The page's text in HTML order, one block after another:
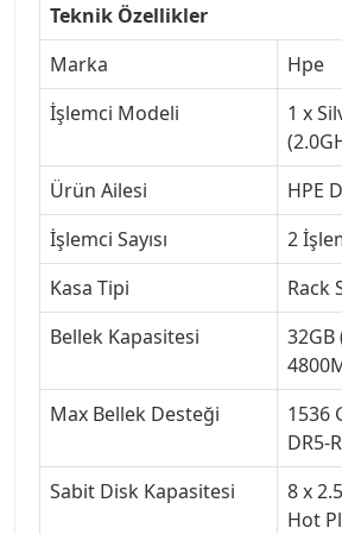
Teknik Özellikler
Marka
Hpe
İşlemci Modeli
1 x
Ürün Ailesi
HPE
İşlemci Sayısı
2
Kasa Tipi
Rack
Bellek Kapasitesi
32GB
Max Bellek Desteği
1536
DR5-
Sabit Disk Kapasitesi
8 x
Hot